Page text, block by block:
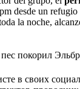
desde un
la noche,
покорил
в своих